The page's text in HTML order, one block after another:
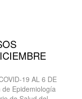
19 AL 6 DE
Epidemiología